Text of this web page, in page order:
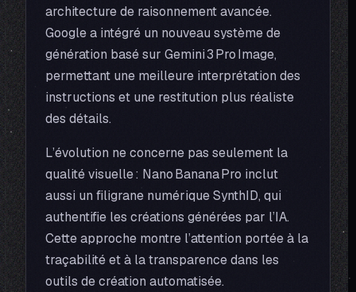
architecture de raisonnement avancée.
Google a intégré un nouveau système de
génération basé sur Gemini 3 Pro Image,
permettant une meilleure interprétation des
instructions et une restitution plus réaliste
des détails.
L’évolution ne concerne pas seulement la
qualité visuelle : Nano Banana Pro inclut
aussi un filigrane numérique SynthID, qui
authentifie les créations générées par l’IA.
Cette approche montre l’attention portée à la
traçabilité et à la transparence dans les
outils de création automatisée.